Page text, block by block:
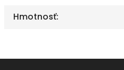
Hmotnosť: